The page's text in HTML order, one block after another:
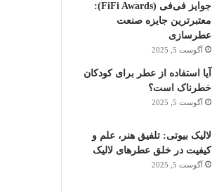
جوایز فی‌فی (FiFi Awards):
معتبرترین جایزه صنعت
عطرسازی
آگوست 5, 2025
آیا استفاده از عطر برای کودکان
خطرناک است؟
آگوست 5, 2025
لالیک بیوتی: تلفیق هنر، علم و
کیفیت در خلق عطرهای لالیک
آگوست 5, 2025